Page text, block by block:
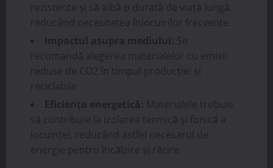
rezistente și să aibă o durată de viață lungă,
reducând necesitatea înlocuirilor frecvente.
Impactul asupra mediului: Se
recomandă alegerea materialelor cu emisii
reduse de CO2 în timpul producției și
reciclabile.
Eficiența energetică: Materialele trebuie
să contribuie la izolarea termică și fonică a
locuinței, reducând astfel necesarul de
energie pentru încălzire și răcire.